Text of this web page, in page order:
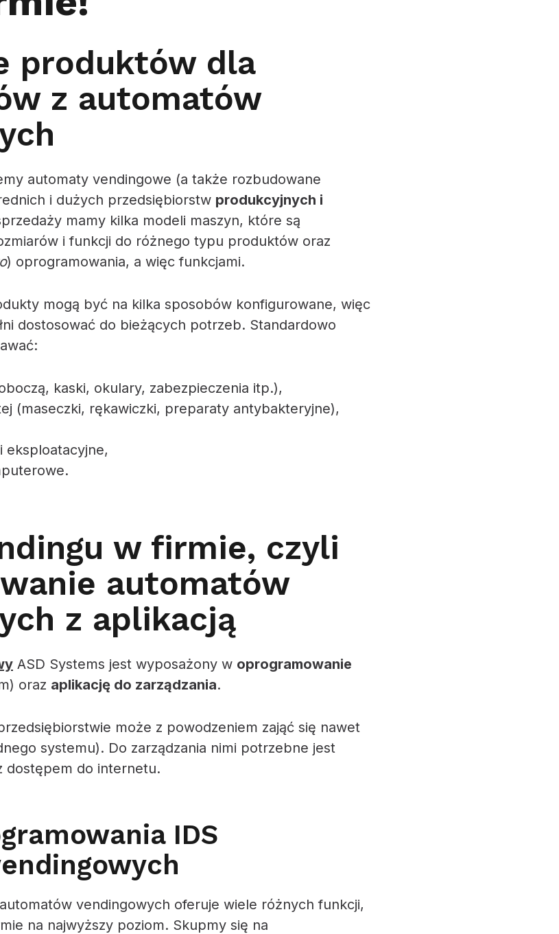
produktów dla
z automatów
automaty vendingowe (a także rozbudowane
i dużych przedsiębiorstw produkcyjnych i
mamy kilka modeli maszyn, które są
i funkcji do różnego typu produktów oraz
) oprogramowania, a więc funkcjami.
mogą być na kilka sposobów konfigurowane, więc
dostosować do bieżących potrzeb. Standardowo
kaski, okulary, zabezpieczenia itp.),
(maseczki, rękawiczki, preparaty antybakteryjne),
eksploatacyjne,
w firmie, czyli
automatów
z aplikacją
ASD Systems jest wyposażony w oprogramowanie
oraz aplikację do zarządzania.
może z powodzeniem zająć się nawet
systemu). Do zarządzania nimi potrzebne jest
dostępem do internetu.
IDS
vendingowych oferuje wiele różnych funkcji,
na najwyższy poziom. Skupmy się na